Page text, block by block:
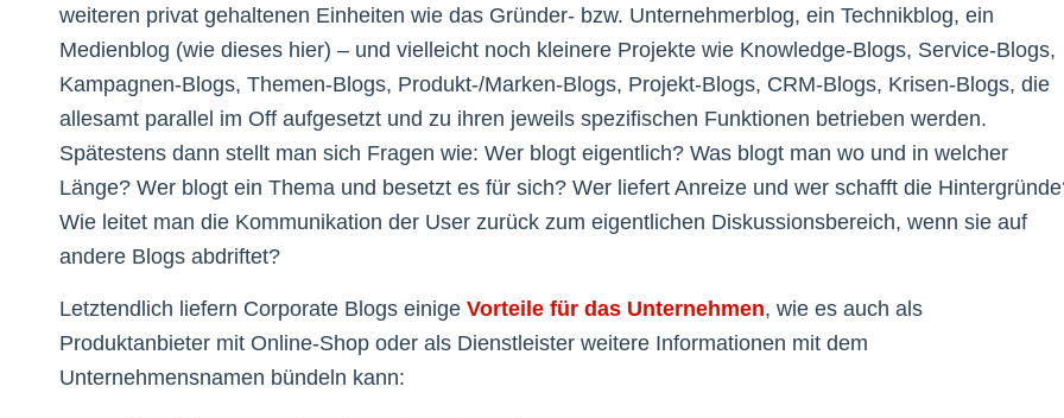
weiteren privat gehaltenen Einheiten wie das Gründer- bzw. Unternehmerblog, ein Technikblog, ein
Medienblog (wie dieses hier) – und vielleicht noch kleinere Projekte wie Knowledge-Blogs, Service-Blogs,
Kampagnen-Blogs, Themen-Blogs, Produkt-/Marken-Blogs, Projekt-Blogs, CRM-Blogs, Krisen-Blogs, die
allesamt parallel im Off aufgesetzt und zu ihren jeweils spezifischen Funktionen betrieben werden.
Spätestens dann stellt man sich Fragen wie: Wer blogt eigentlich? Was blogt man wo und in welcher
Länge? Wer blogt ein Thema und besetzt es für sich? Wer liefert Anreize und wer schafft die
Wie leitet man die Kommunikation der User zurück zum eigentlichen Diskussionsbereich, wenn sie auf
andere Blogs abdriftet?
Letztendlich liefern Corporate Blogs einige Vorteile für das Unternehmen, wie es auch als
Produktanbieter mit Online-Shop oder als Dienstleister weitere Informationen mit dem
Unternehmensnamen bündeln kann: